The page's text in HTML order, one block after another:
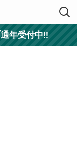
年受付中‼